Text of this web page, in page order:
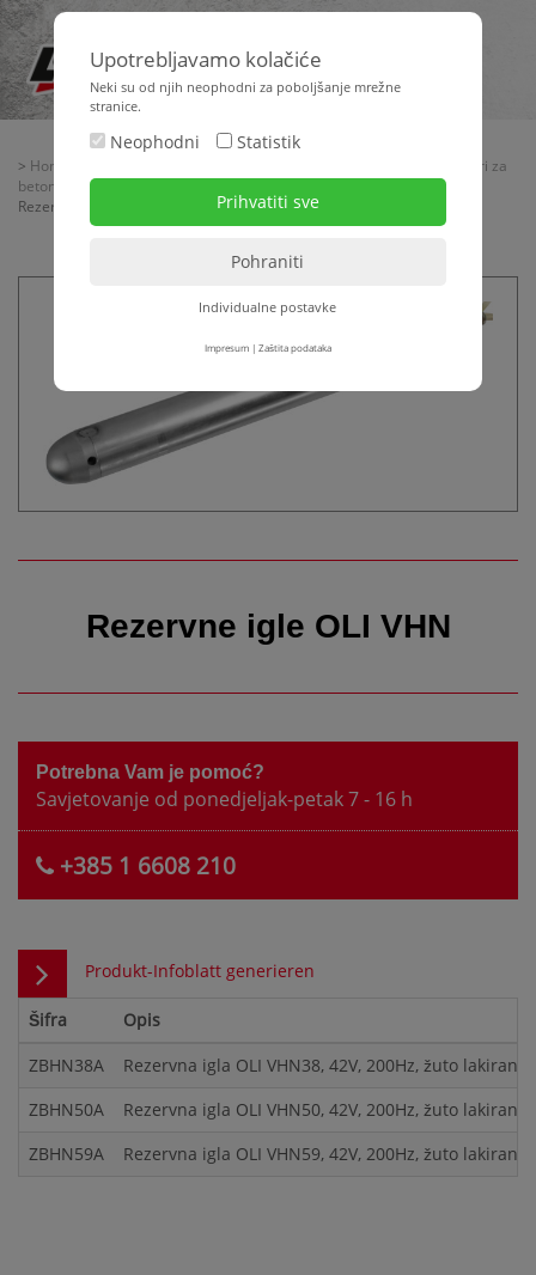
> Home
Unutarnji vibratori za
beton - pretvarači frekvencije
Unutarnji vibratori za beton + pribor
Rezervne igle OLI VHN
Rezervne igle OLI VHN
Potrebna Vam je pomoć?
Savjetovanje od ponedjeljak-petak 7 - 16 h
+385 1 6608 210
Produkt-Infoblatt generieren
Šifra
Opis
ZBHN38A
Rezervna igla OLI VHN38, 42V, 200Hz, žuto
ZBHN50A
Rezervna igla OLI VHN50, 42V, 200Hz, žuto
ZBHN59A
Rezervna igla OLI VHN59, 42V, 200Hz, žuto
Upotrebljavamo kolačiće
Neki su od njih neophodni za poboljšanje mrežne
stranice.
Neophodni Statistik
Individualne postavke
Impresum| Zaštita podataka